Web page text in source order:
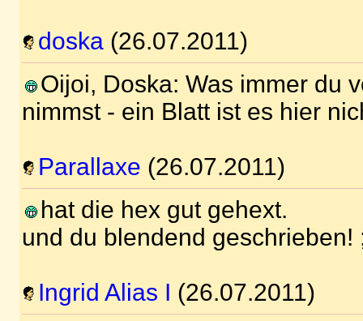
doska (26.07.2011)
Oijoi, Doska: Was immer du
nimmst - ein Blatt ist es hier
Parallaxe (26.07.2011)
hat die hex gut gehext.
und du blendend geschrieben!
Ingrid Alias I (26.07.2011)